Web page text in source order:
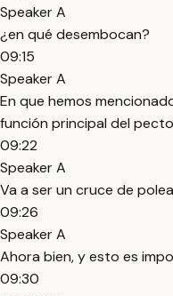
Speaker A
¿en qué desembocan?
09:15
Speaker A
En que hemos
función principal del
09:22
Speaker A
Va a ser un cruce de
09:26
Speaker A
Ahora bien, y esto es
09:30